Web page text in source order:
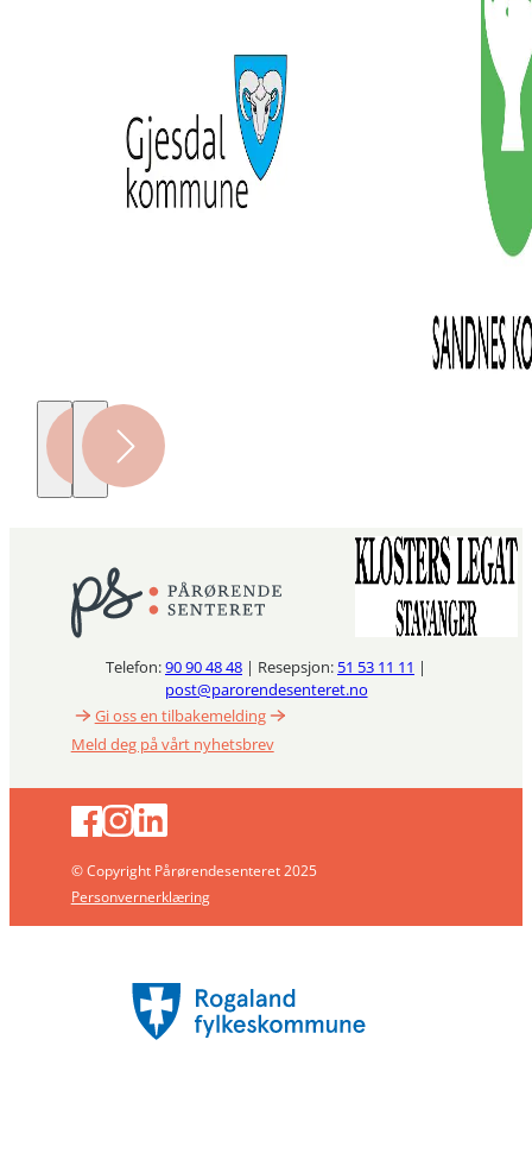
Telefon:90 90 48 48 | Resepsjon: 51 53 11 11 |
post@parorendesenteret.no
Gi oss en tilbakemelding
Meld deg på vårt nyhetsbrev
© Copyright Pårørendesenteret 2025
Personvernerklæring